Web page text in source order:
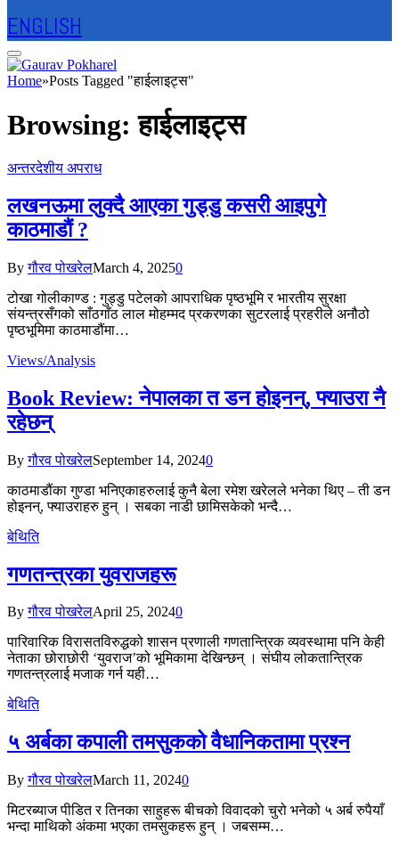
ENGLISH
Home»Posts Tagged "हाईलाइट्स"
Browsing:हाईलाइट्स
अन्तरदेशीय अपराध
लखनऊमा लुक्दै आएका गुड्डु कसरी आइपुगे
काठमाडौं ?
By गौरव पोखरेलMarch 4, 20250
टोखा गोलीकाण्ड : गुड्डु पटेलको आपराधिक पृष्ठभूमि र भारतीय सुरक्षा
संयन्त्रसँगको साँठगाँठ लाल मोहम्मद प्रकरणका सुटरलाई प्रहरीले अनौठो
पृष्ठभूमिमा काठमाडौंमा…
Views/Analysis
Book Review: नेपालका त डन होइनन्, फ्याउरा नै
रहेछन्
By गौरव पोखरेलSeptember 14, 20240
काठमाडौंका गुण्डा भनिएकाहरुलाई कुनै बेला रमेश खरेलले भनेका थिए – ती डन
होइनन्, फ्याउराहरु हुन् । सबका नाडी छामिसकेको भन्दै…
बेथिति
गणतन्त्रका युवराजहरू
By गौरव पोखरेलApril 25, 20240
पारिवारिक विरासतविरुद्धको शासन प्रणाली गणतान्त्रिक व्यवस्थामा पनि केही
नेताका छोराछोरी ‘युवराज’को भूमिकामा देखिन्छन् । संघीय लोकतान्त्रिक
गणतन्त्रलाई मजाक गर्न यही…
बेथिति
५ अर्बका कपाली तमसुकको वैधानिकतामा प्रश्न
By गौरव पोखरेलMarch 11, 20240
मिटरब्याज पीडित र तिनका साहुहरू बीचको विवादको चुरो भनेको ५ अर्ब रुपैयाँ
भन्दा माथिको अंकमा भएका तमसुकहरू हुन् । जबसम्म…